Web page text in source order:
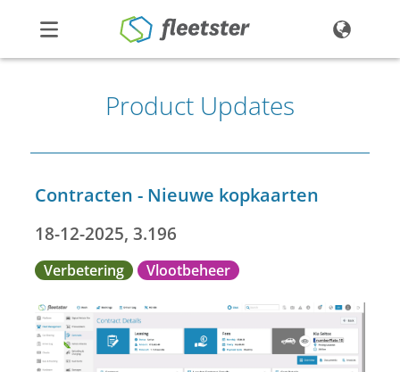
Product Updates
Contracten - Nieuwe kopkaarten
18-12-2025, 3.196
Verbetering Vlootbeheer